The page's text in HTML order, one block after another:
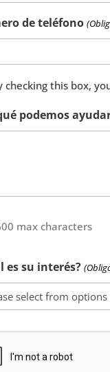
de teléfono
checking this box,
podemos
max characters
es su interés?